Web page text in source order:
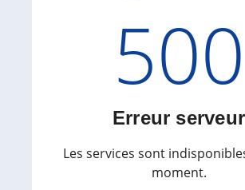
500
Erreur serveur
Les services sont
moment.